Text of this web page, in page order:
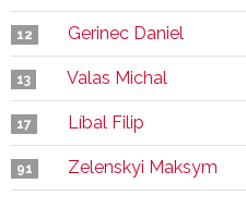
12 Gerinec Daniel
13 Valas Michal
17 Líbal Filip
91 Zelenskyi Maksym